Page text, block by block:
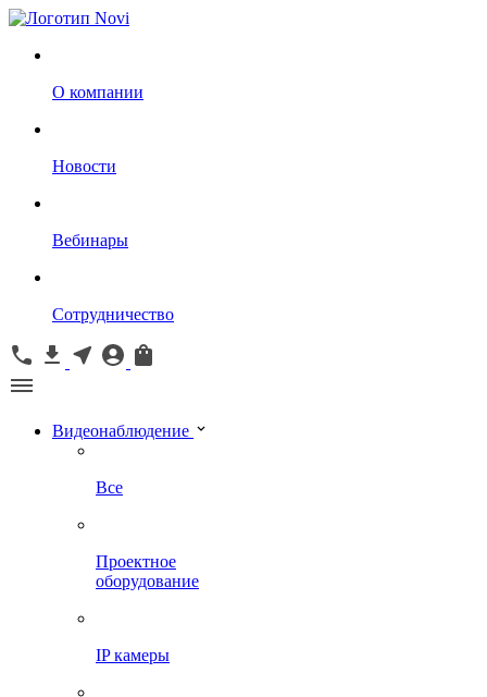
О компании
Новости
Вебинары
Сотрудничество
Видеонаблюдение
Все
Проектное
оборудование
IP камеры